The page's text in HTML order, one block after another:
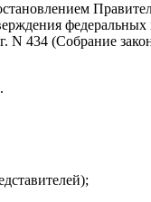
федеральных
434 (Собрание